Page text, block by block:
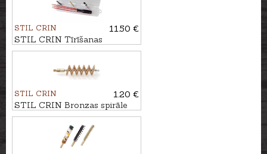
STIL CRIN
11.50 €
STIL CRIN Tīrīšanas
komplekts karabīnei kal. 7mm
STIL CRIN
1.20 €
STIL CRIN Bronzas spirāle
kal. .12